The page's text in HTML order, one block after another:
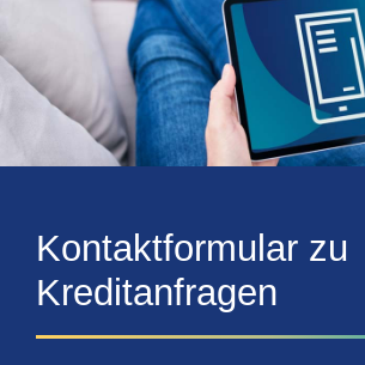
Kontaktformular zu
Kreditanfragen